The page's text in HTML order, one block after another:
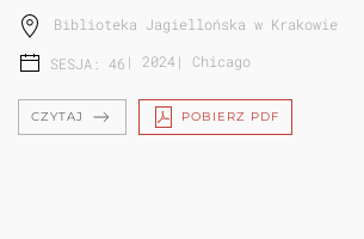
Biblioteka Jagiellońska w Krakowie
SESJA: 46 | 2024| Chicago
CZYTAJ POBIERZ PDF